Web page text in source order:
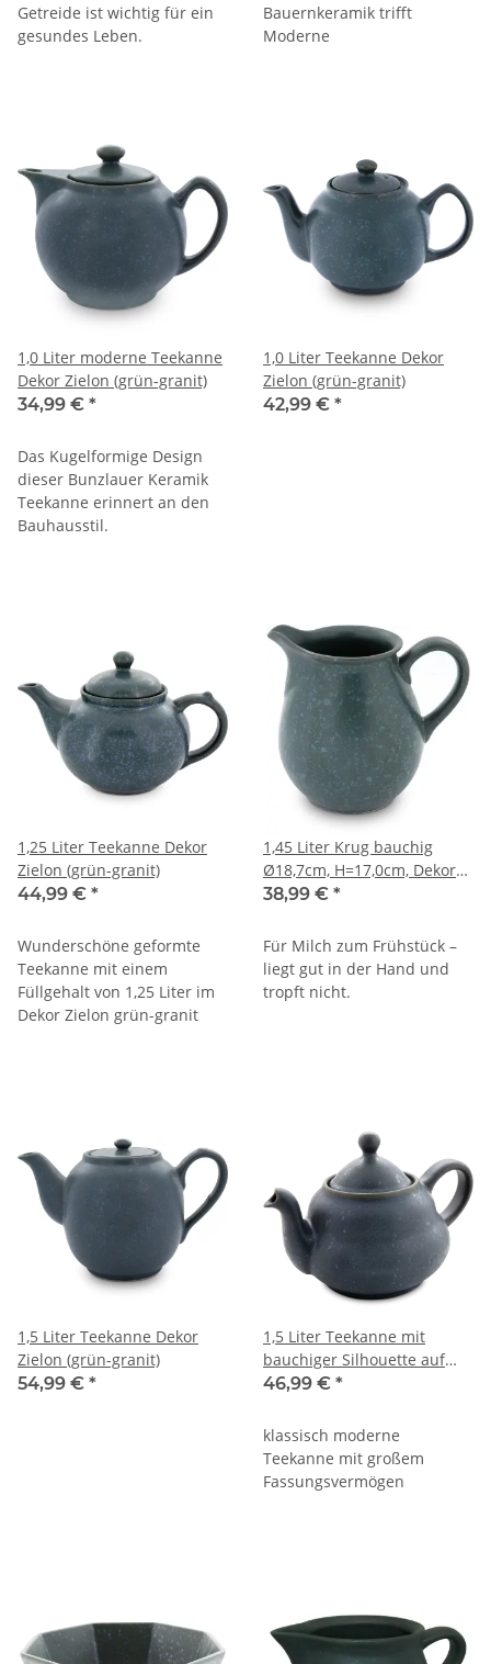
Getreide ist wichtig für ein
gesundes Leben.
Bauernkeramik trifft
Moderne
1,0 Liter moderne Teekanne
Dekor Zielon (grün-granit)
34,99 € *
Das Kugelformige Design
dieser Bunzlauer Keramik
Teekanne erinnert an den
Bauhausstil.
1,0 Liter Teekanne Dekor
Zielon (grün-granit)
42,99 € *
1,25 Liter Teekanne Dekor
Zielon (grün-granit)
44,99 € *
Wunderschöne geformte
Teekanne mit einem
Füllgehalt von 1,25 Liter im
Dekor Zielon grün-granit
1,45 Liter Krug bauchig
Ø18,7cm, H=17,0cm, Dekor
Zielon
38,99 € *
Für Milch zum Frühstück –
liegt gut in der Hand und
tropft nicht.
1,5 Liter Teekanne Dekor
Zielon (grün-granit)
54,99 € *
1,5 Liter Teekanne mit
bauchiger Silhouette auf
zwei Ebenen, Dekor ZIELON
46,99 € *
klassisch moderne
Teekanne mit großem
Fassungsvermögen